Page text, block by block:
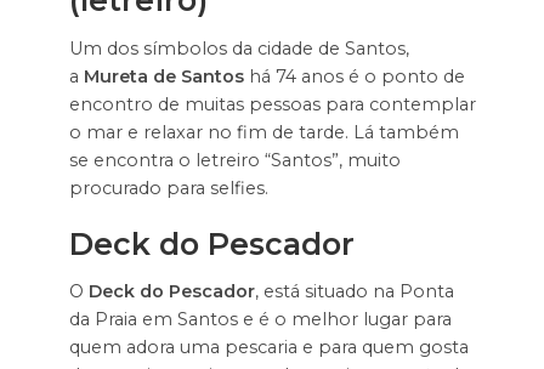
Um dos símbolos da cidade de Santos,
a Mureta de Santoshá 74 anos é o ponto de
encontro de muitas pessoas para contemplar
o mar e relaxar no fim de tarde. Lá também
se encontra o letreiro “Santos”, muito
procurado para selfies.
Deck do Pescador
O Deck do Pescador, está situado na Ponta
da Praia em Santos e é o melhor lugar para
quem adora uma pescaria e para quem gosta